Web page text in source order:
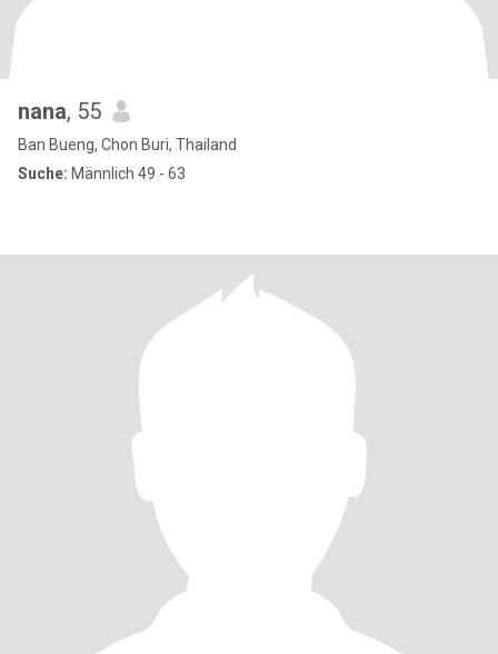
nana, 55
Ban Bueng, Chon Buri, Thailand
Suche: Männlich 49 - 63